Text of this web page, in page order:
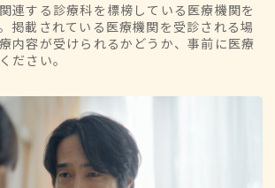
連する診療科を標榜している医療機関を
掲載されている医療機関を受診される場
内容が受けられるかどうか、事前に医療
ださい。